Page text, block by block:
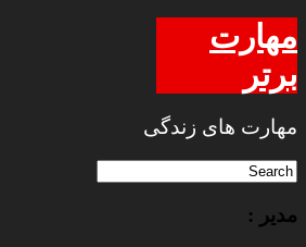
مهارت
برتر
مهارت های زندگی
مدیر :